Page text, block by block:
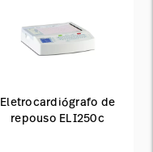
Eletrocardiógrafo de
repouso ELI250c